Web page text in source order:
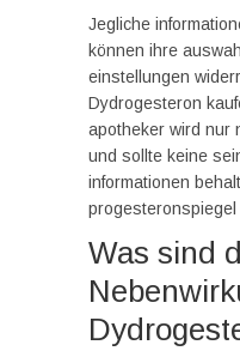
Jegliche
können ihre
einstellungen
Dydrogesteron
apotheker wird nur
und sollte keine
informationen
progesteronspiegel
Was sind